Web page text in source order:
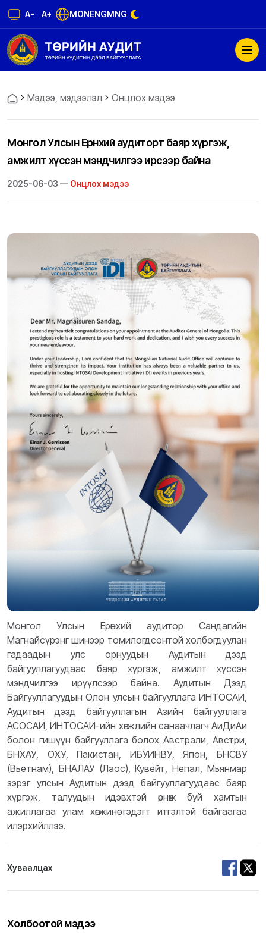
A- A+ MONENGMNG
Мэдээ, мэдээлэл Онцлох мэдээ
Монгол Улсын Ерөнхий аудиторт баяр хүргэж,
амжилт хүссэн мэндчилгээ ирсээр байна
2025-06-03 — Онцлох мэдээ
Монгол Улсын Ерөнхий аудитор Сандагийн
Магнайсүрэнг шинээр томилогдсонтой холбогдуулан
гадаадын улс орнуудын Аудитын дээд
байгууллагуудаас баяр хүргэж, амжилт хүссэн
мэндчилгээ ирүүлсээр байна. Аудитын Дээд
Байгууллагуудын Олон улсын байгууллага ИНТОСАИ,
Аудитын дээд байгууллагын Азийн байгууллага
АСОСАИ, ИНТОСАИ-ийн хөгжлийн санаачлагч АиДиАи
болон гишүүн байгууллага болох Австрали, Австри,
БНХАУ, ОХУ, Пакистан, ИБУИНВУ, Япон, БНСВУ
(Вьетнам), БНАЛАУ (Лаос), Кувейт, Непал, Мьянмар
зэрэг улсын Аудитын дээд байгууллагуудаас баяр
хүргэж, талуудын идэвхтэй өрнөж буй хамтын
ажиллагаа улам хөгжинө гэдэгт итгэлтэй байгаагаа
илэрхийллээ.
Хуваалцах
Холбоотой мэдээ